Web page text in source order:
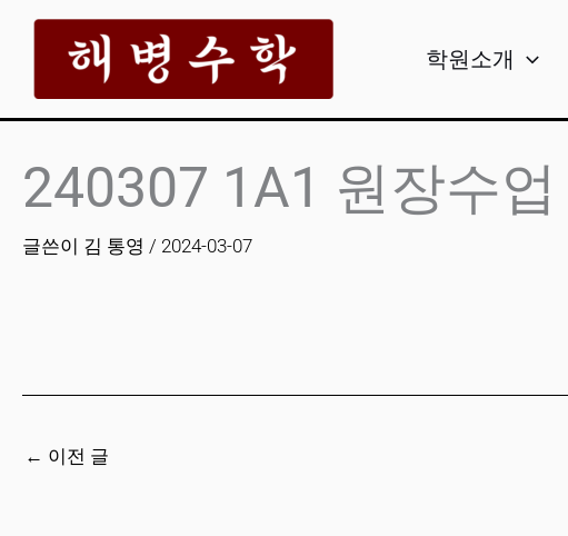
로
학원소개
240307 1A1 원장수업
글쓴이 김 통영 / 2024-03-07
← 이전 글